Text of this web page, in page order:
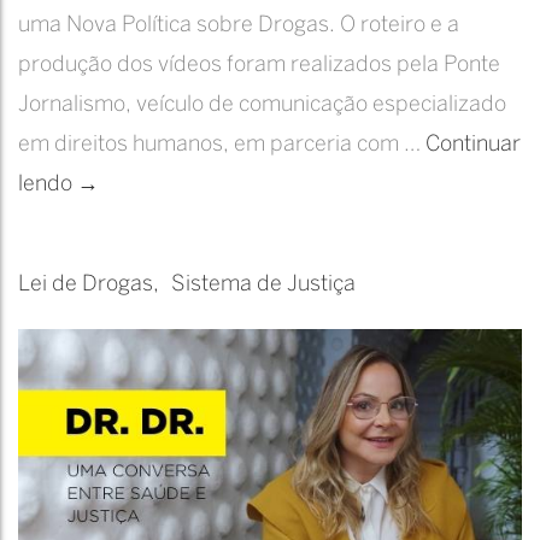
uma Nova Política sobre Drogas. O roteiro e a
produção dos vídeos foram realizados pela Ponte
Jornalismo, veículo de comunicação especializado
em direitos humanos, em parceria com … Continuar
lendo JUSTA
guerra
às
Drogas
→
Lei de Drogas Sistema de Justiça